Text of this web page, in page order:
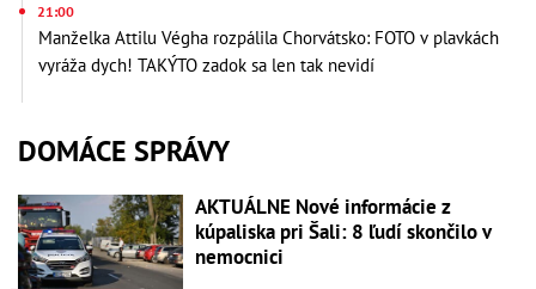
21:00
Manželka Attilu Végha rozpálila Chorvátsko: FOTO v plavkách
vyráža dych! TAKÝTO zadok sa len tak nevidí
DOMÁCE SPRÁVY
AKTUÁLNE Nové informácie z
kúpaliska pri Šali: 8 ľudí skončilo v
nemocnici